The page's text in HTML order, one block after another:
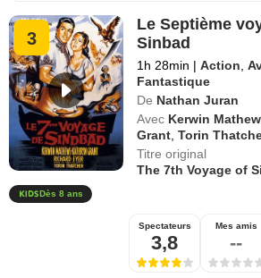
3
Le Septième
Sinbad
1h 28min | Action ,
Fantastique
De Nathan Juran
Avec Kerwin
Grant ,Torin
Titre original
The 7th Voyage of
Dès 8 ans
Spectateurs
3,8
Mes amis
--